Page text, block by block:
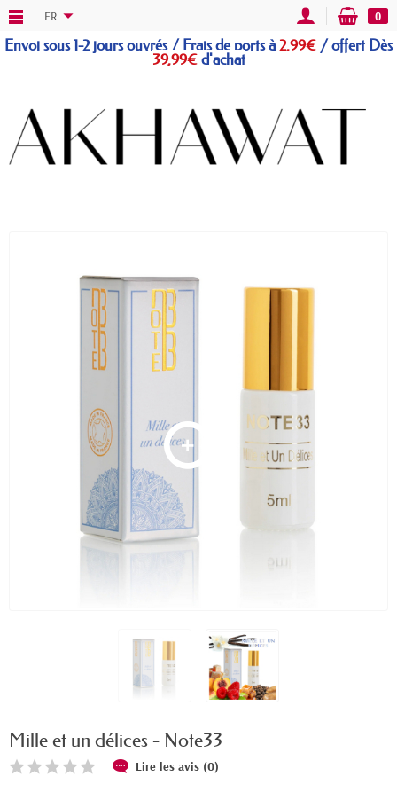
Envoi sous 1-2 jours ouvrés / Frais de ports à 2,99€ /offert Dès
39,99€d'achat
FR 0
Mille et un délices - Note33
Lire les avis (0)